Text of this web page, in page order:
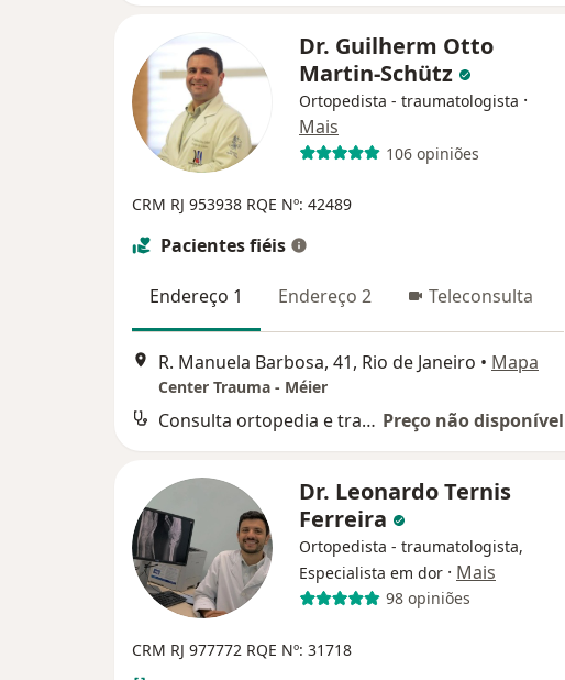
Dr. Guilherm Otto
Martin-Schütz
Ortopedista - traumatologista ·
Mais
106 opiniões
CRM RJ 953938 RQE Nº: 42489
Pacientes fiéis
Endereço 1 Endereço 2 Teleconsulta
R. Manuela Barbosa, 41, Rio de Janeiro • Mapa
Center Trauma - Méier
Consulta ortopedia e traumatologia Preço não disponível
Dr. Leonardo Ternis
Ferreira
Ortopedista - traumatologista,
Especialista em dor · Mais
98 opiniões
CRM RJ 977772 RQE Nº: 31718